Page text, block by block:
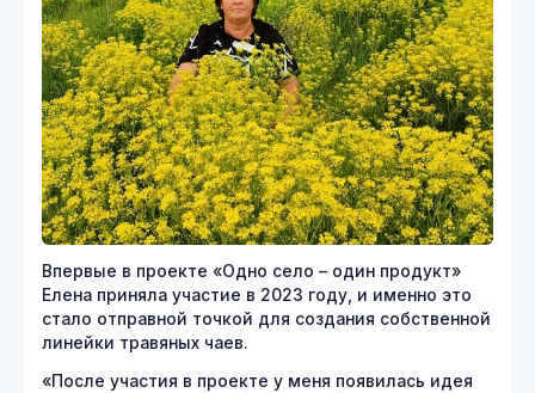
Впервые в проекте «Одно село – один продукт»
Елена приняла участие в 2023 году, и именно это
стало отправной точкой для создания собственной
линейки травяных чаев.
«После участия в проекте у меня появилась идея